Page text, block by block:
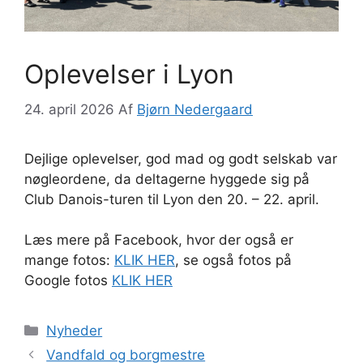
Oplevelser i Lyon
24. april 2026 Af Bjørn Nedergaard
Dejlige oplevelser, god mad og godt selskab var
nøgleordene, da deltagerne hyggede sig på
Club Danois-turen til Lyon den 20. – 22. april.
Læs mere på Facebook, hvor der også er
mange fotos: KLIK HER, se også fotos på
Google fotos KLIK HER
Kategorier
Nyheder
Vandfald og borgmestre